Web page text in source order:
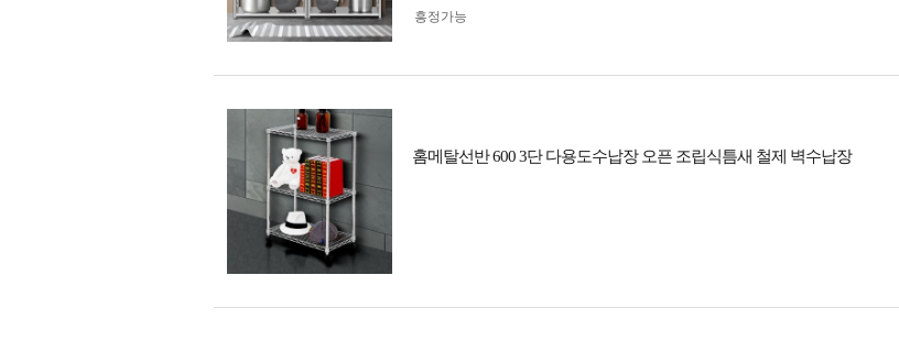
흥정가능
홈메탈선반 600 3단 다용도수납장 오픈 조립식틈새 철제 벽수납장